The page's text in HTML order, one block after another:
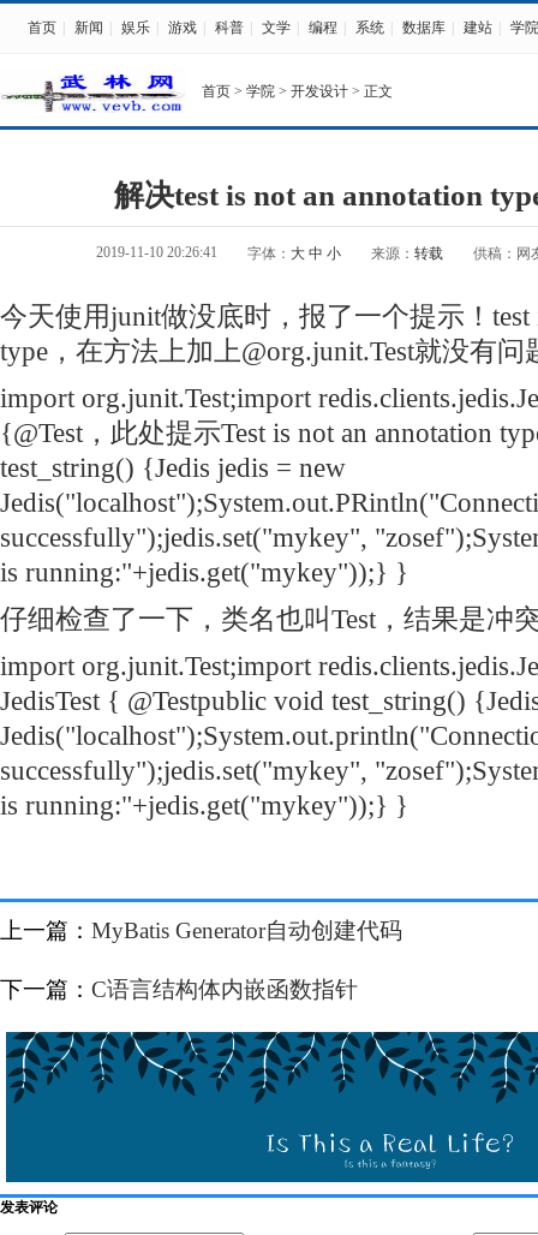
首页 新闻 娱乐 游戏 科普 文学 编程 系统 数据库 建站 学院
首页 > 学院 > 开发设计 > 正文
解决test is not an annotation
2019-11-10 20:26:41 字体： 大 中 小 来源： 转载 供稿：网
今天使用junit做没底时，报了一个提示！test
type，在方法上加上@org.junit.Test就没有问
import org.junit.Test;import
{@Test，此处提示Test is not an annotation
test_string() {Jedis jedis = new
Jedis("localhost");System.out.PR
successfully");jedis.set("mykey",
is running:"+jedis.get("mykey"));} }
仔细检查了一下，类名也叫Test，结果是冲
import org.junit.Test;import
JedisTest { @Testpublic void test_string()
successfully");jedis.set("mykey",
is running:"+jedis.get("mykey"));} }
上一篇： MyBatis Generator自动创建代码
下一篇： C语言结构体内嵌函数指针
发表评论